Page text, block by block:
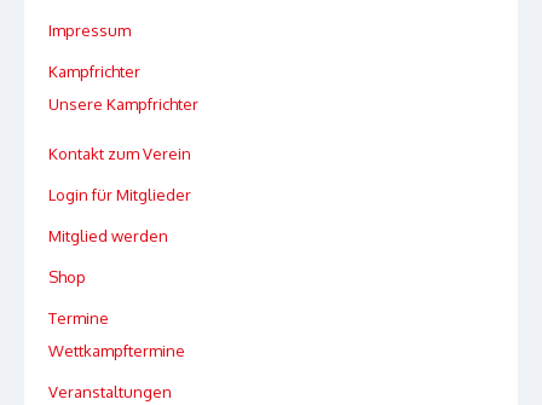
Impressum
Kampfrichter
Unsere Kampfrichter
Kontakt zum Verein
Login für Mitglieder
Mitglied werden
Shop
Termine
Wettkampftermine
Veranstaltungen